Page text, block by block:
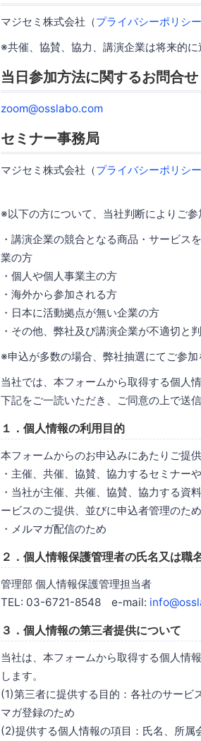
マジセミ株式会社（プライバシーポリシー
※共催、協賛、協力、講演企業は将来的に
当日参加方法に関するお問合せ
zoom@osslabo.com
セミナー事務局
マジセミ株式会社（プライバシーポリシー
※以下の方について、当社判断によりご
・講演企業の競合となる商品・サービス
業の方
・個人や個人事業主の方
・海外から参加される方
・日本に活動拠点が無い企業の方
・その他、弊社及び講演企業が不適切と
※申込が多数の場合、弊社抽選にてご参
当社では、本フォームから取得する個人
下記をご一読いただき、ご同意の上で送信
１．個人情報の利用目的
本フォームからのお申込みにあたりご提
・主催、共催、協賛、協力するセミナー
・当社が主催、共催、協賛、協力する資
ービスのご提供、並びに申込者管理のため
・メルマガ配信のため
２．個人情報保護管理者の氏名又は職
管理部 個人情報保護管理担当者
TEL: 03-6721-8548 e-mail:
３．個人情報の第三者提供について
当社は、本フォームから取得する個人情
します。
(1)第三者に提供する目的：各社のサービ
マガ登録のため
(2)提供する個人情報の項目：氏名、所